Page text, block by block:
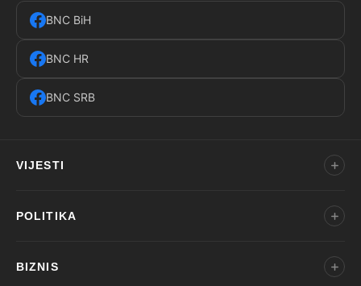
BNC BiH
BNC HR
BNC SRB
VIJESTI
POLITIKA
BIZNIS